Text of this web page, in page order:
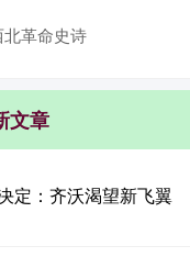
革命史诗
文章
定：齐沃渴望新飞翼